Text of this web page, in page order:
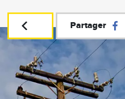
Partager